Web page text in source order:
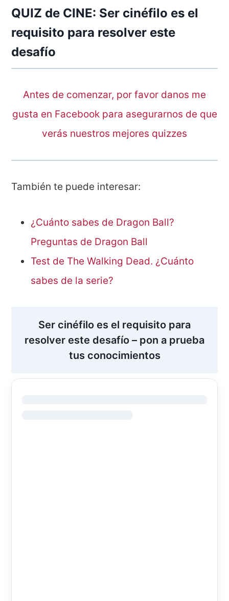
QUIZ de CINE: Ser cinéfilo es el
requisito para resolver este
desafío
Antes de comenzar, por favor danos me
gusta en Facebook para asegurarnos de que
verás nuestros mejores quizzes
También te puede interesar:
¿Cuánto sabes de Dragon Ball?
Preguntas de Dragon Ball
Test de The Walking Dead. ¿Cuánto
sabes de la serie?
Ser cinéfilo es el requisito para
resolver este desafío – pon a prueba
tus conocimientos